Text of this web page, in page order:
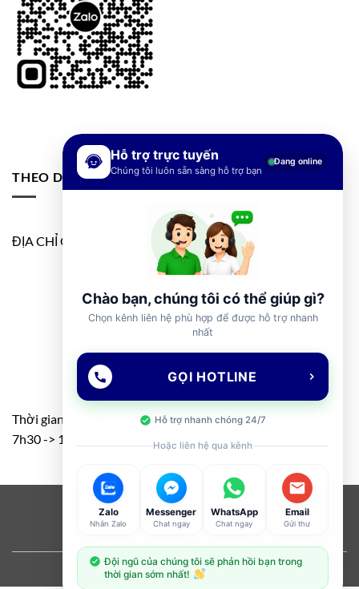
THEO DÕI FANPAGE
ĐỊA CHỈ GOOGLE MAP
Thời gian: T2 – T7
7h30 -> 11h30 – 13h00 -> 17h00
Visa PayPal Stripe MasterCard
Cash
On
Delivery
Copyright 2026 ©Flatsome Theme
Hỗ trợ trực tuyến
Chúng tôi luôn sẵn sàng hỗ trợ bạn
Đang online
Chào bạn, chúng tôi có thể giúp gì?
Chọn kênh liên hệ phù hợp để được hỗ trợ nhanh
nhất
GỌI HOTLINE
Hỗ trợ nhanh chóng 24/7
Hoặc liên hệ qua kênh
Zalo
Nhắn Zalo
Messenger
Chat ngay
WhatsApp
Chat ngay
Email
Gửi thư
Đội ngũ của chúng tôi sẽ phản hồi bạn trong
thời gian sớm nhất!